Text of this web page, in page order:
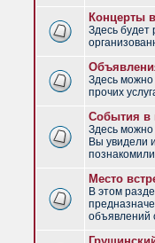
Концерты
Здесь
Здесь можно
прочих
События в
Здесь можно
Вы увидели
Место
В этом
объявлений